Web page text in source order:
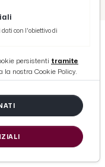
collezione d'arte della Fainplast
al
di Licini
della
con l'obiettivo di
persistenti tramite
la nostra Cookie Policy.